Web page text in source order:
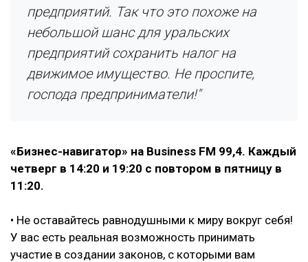
предприятий. Так что это похоже на
небольшой шанс для уральских
предприятий сохранить налог на
движимое имущество. Не проспите,
господа предприниматели!"
«Бизнес-навигатор» на Business FM 99,4. Каждый
четверг в 14:20 и 19:20 с повтором в пятницу в
11:20.
• Не оставайтесь равнодушными к миру вокруг себя!
У вас есть реальная возможность принимать
участие в создании законов, с которыми вам